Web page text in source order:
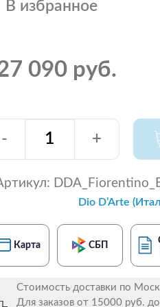
В избранное
090 руб.
- +
Dio D’Arte
Карта СБП
Стоимость доставки по
Для заказов от 15000 руб.